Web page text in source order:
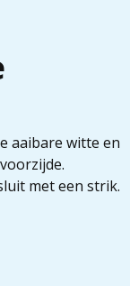
aaibare witte en
met een strik.